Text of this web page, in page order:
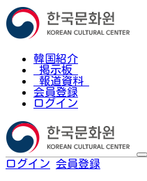
韓国紹介
掲示板
報道資料
会員登録
ログイン
ログイン 会員登録